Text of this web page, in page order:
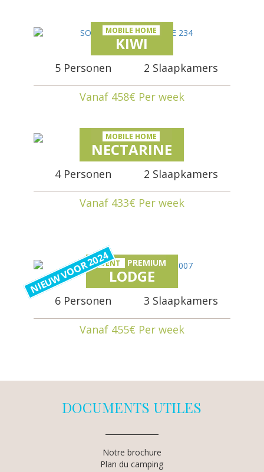
MOBILE HOME
KIWI
5 Personen 2 Slaapkamers
Vanaf 458€ Per week
MOBILE HOME
NECTARINE
4 Personen 2 Slaapkamers
Vanaf 433€ Per week
NIEUW VOOR 2024TENT PREMIUM
LODGE
6 Personen 3 Slaapkamers
Vanaf 455€ Per week
DOCUMENTS UTILES
Notre brochure
Plan du camping